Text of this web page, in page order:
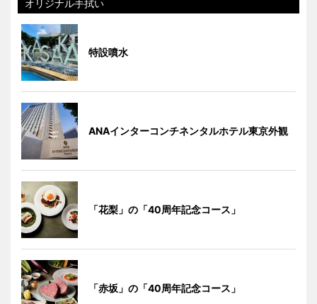
オリジナル手拭い
特設噴水
ANAインターコンチネンタルホテル東京外観
「花梨」の「40周年記念コース」
「赤坂」の「40周年記念コース」